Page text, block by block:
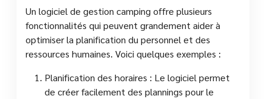
Un logiciel de gestion camping offre plusieurs
fonctionnalités qui peuvent grandement aider à
optimiser la planification du personnel et des
ressources humaines. Voici quelques exemples :
Planification des horaires : Le logiciel permet
de créer facilement des plannings pour le